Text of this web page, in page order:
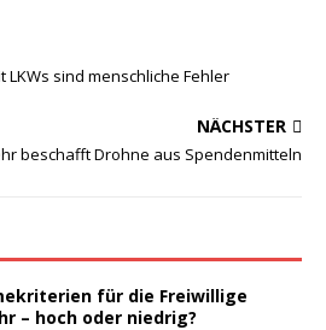
sind menschliche Fehler
NÄCHSTER
beschafft Drohne aus Spendenmitteln
für die Freiwillige
– hoch oder niedrig?